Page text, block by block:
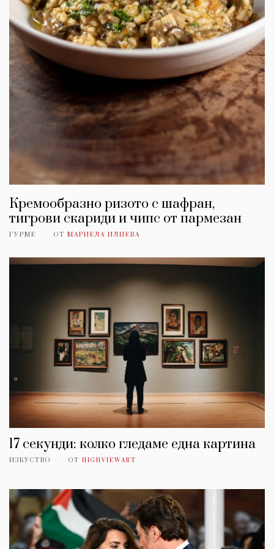
Кремообразно ризото с шафран,
тигрови скариди и чипс от пармезан
ГУРМЕ ОТ МАРИЕЛА ИЛИЕВА
17 секунди: колко гледаме една картина
ИЗКУСТВО ОТ HIGHVIEWART